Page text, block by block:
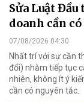
Sửa Luật
doanh cần
07/08/2026 04:30
Nhất trí với sự cần
đổi) nhằm tiếp tục
nhiên, không ít ý
cần có nguyên tắc.